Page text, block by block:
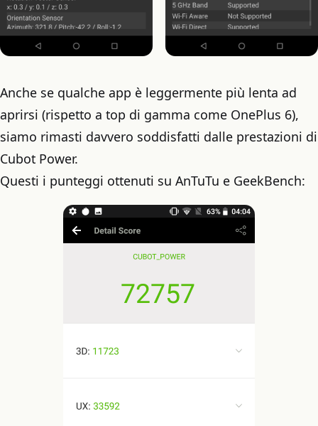
Anche se qualche app è leggermente più lenta ad
aprirsi (rispetto a top di gamma come OnePlus 6),
siamo rimasti davvero soddisfatti dalle prestazioni di
Cubot Power.
Questi i punteggi ottenuti su AnTuTu e GeekBench: